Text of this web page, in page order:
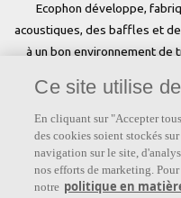
Ecophon développe,
acoustiques, des baffles et
à un bon environnement de
people» est au cœur
Ce site utilise
En cliquant sur "Accepter
des cookies soient stockés
navigation sur le site,
nos efforts de marketing.
notre politique en